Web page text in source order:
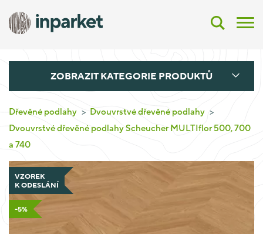
ZOBRAZIT KATEGORIE PRODUKTŮ
Dřevěné podlahy
Dvouvrstvé dřevěné podlahy
Dvouvrstvé dřevěné podlahy Scheucher MULTIflor 500, 700
a 740
VZOREK
K ODESLÁNÍ
-5%